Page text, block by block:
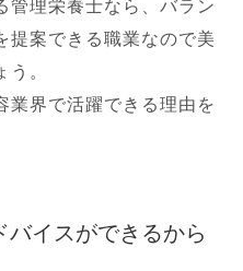
管理栄養士なら、バラン
提案できる職業なので美
。
業界で活躍できる理由を
バイスができるから